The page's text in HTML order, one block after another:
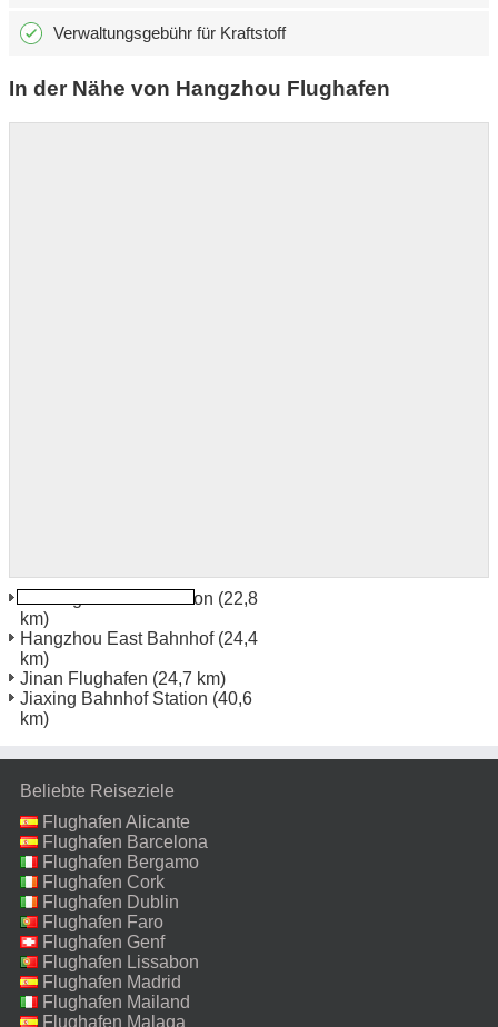
Verwaltungsgebühr für Kraftstoff
In der Nähe von Hangzhou Flughafen
Haining Bahnhof Station (22,8
km)
Hangzhou East Bahnhof(24,4
km)
Jinan Flughafen (24,7 km)
Jiaxing Bahnhof Station (40,6
km)
Beliebte Reiseziele
Flughafen Alicante
Flughafen Barcelona
Flughafen Bergamo
Flughafen Cork
Flughafen Dublin
Flughafen Faro
Flughafen Genf
Flughafen Lissabon
Flughafen Madrid
Flughafen Mailand
Malpensa
Flughafen Malaga